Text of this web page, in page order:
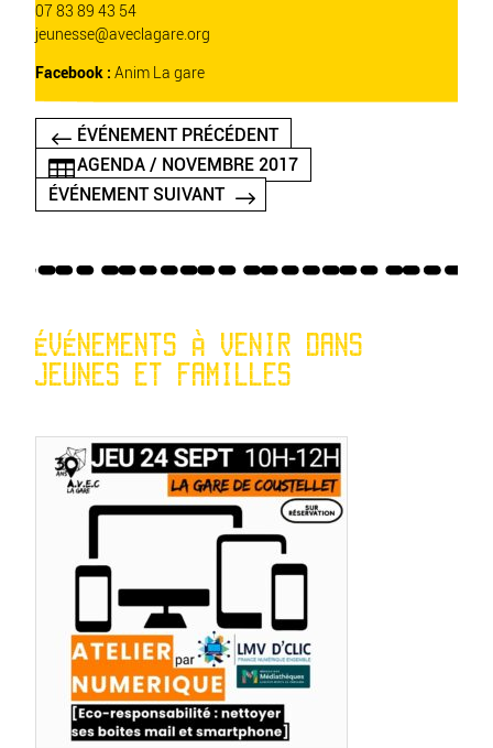
07 83 89 43 54
jeunesse@aveclagare.org
Facebook : Anim La gare
ÉVÉNEMENT PRÉCÉDENT
AGENDA / NOVEMBRE 2017
ÉVÉNEMENT SUIVANT
ÉVÉNEMENTS À VENIR DANS
JEUNES ET FAMILLES